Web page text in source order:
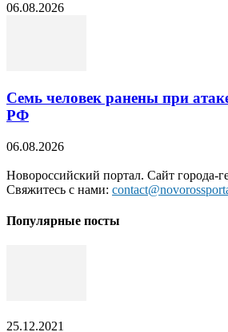
06.08.2026
Семь человек ранены при
РФ
06.08.2026
Новороссийский портал. Сайт города-
Свяжитесь с нами:
Популярные посты
25.12.2021